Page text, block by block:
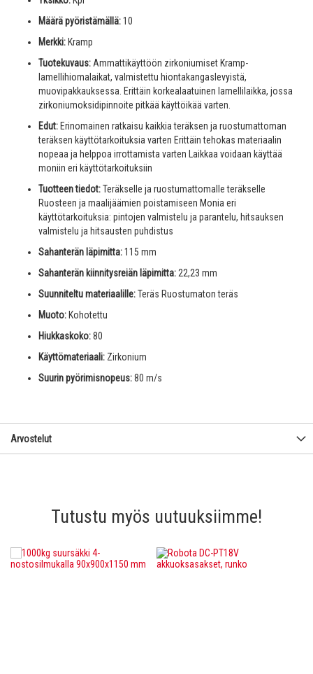
Määrä pyöristämällä:10
Merkki: Kramp
Tuotekuvaus:Ammattikäyttöön zirkoniumiset Kramp-
lamellihiomalaikat, valmistettu hiontakangaslevyistä,
muovipakkauksessa. Erittäin korkealaatuinen lamellilaikka, jossa
zirkoniumoksidipinnoite pitkää käyttöikää varten.
Edut: Erinomainen ratkaisu kaikkia teräksen ja ruostumattoman
teräksen käyttötarkoituksia varten Erittäin tehokas materiaalin
nopeaa ja helppoa irrottamista varten Laikkaa voidaan käyttää
moniin eri käyttötarkoituksiin
Tuotteen tiedot:Teräkselle ja ruostumattomalle teräkselle
Ruosteen ja maalijäämien poistamiseen Monia eri
käyttötarkoituksia: pintojen valmistelu ja parantelu, hitsauksen
valmistelu ja hitsausten puhdistus
Sahanterän läpimitta:115 mm
Sahanterän kiinnitysreiän läpimitta:22,23 mm
Suunniteltu materiaalille:Teräs Ruostumaton teräs
Muoto: Kohotettu
Hiukkaskoko:80
Käyttömateriaali: Zirkonium
Suurin pyörimisnopeus:80 m/s
Arvostelut
Tutustu myös uutuuksiimme!